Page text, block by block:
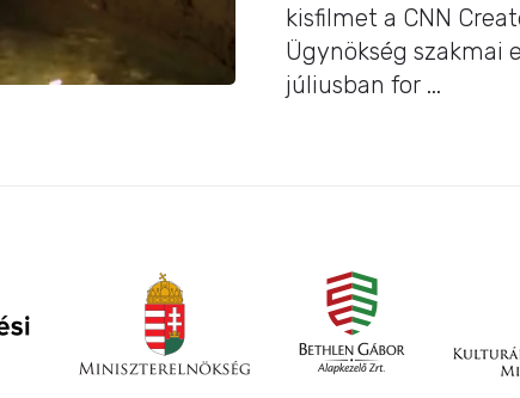
kisfilmet a CNN
Ügynökség szakmai
júliusban for ...